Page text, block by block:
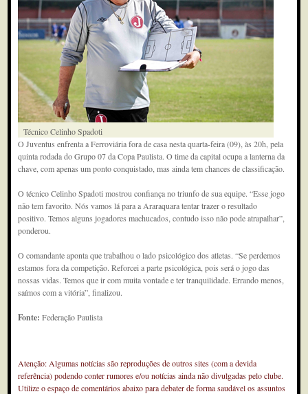
Técnico Celinho Spadoti
O Juventus enfrenta a Ferroviária fora de casa nesta quarta-feira (09), às 20h, pela
quinta rodada do Grupo 07 da Copa Paulista. O time da capital ocupa a lanterna da
chave, com apenas um ponto conquistado, mas ainda tem chances de classificação.
O técnico Celinho Spadoti mostrou confiança no triunfo de sua equipe. “Esse jogo
não tem favorito. Nós vamos lá para a Araraquara tentar trazer o resultado
positivo. Temos alguns jogadores machucados, contudo isso não pode atrapalhar”,
ponderou.
O comandante aponta que trabalhou o lado psicológico dos atletas. “Se perdemos
estamos fora da competição. Reforcei a parte psicológica, pois será o jogo das
nossas vidas. Temos que ir com muita vontade e ter tranquilidade. Errando menos,
saímos com a vitória”, finalizou.
Fonte:Federação Paulista
Atenção: Algumas notícias são reproduções de outros sites (com a devida
referência) podendo conter rumores e/ou notícias ainda não divulgadas pelo clube.
Utilize o espaço de comentários abaixo para debater de forma saudável os assuntos